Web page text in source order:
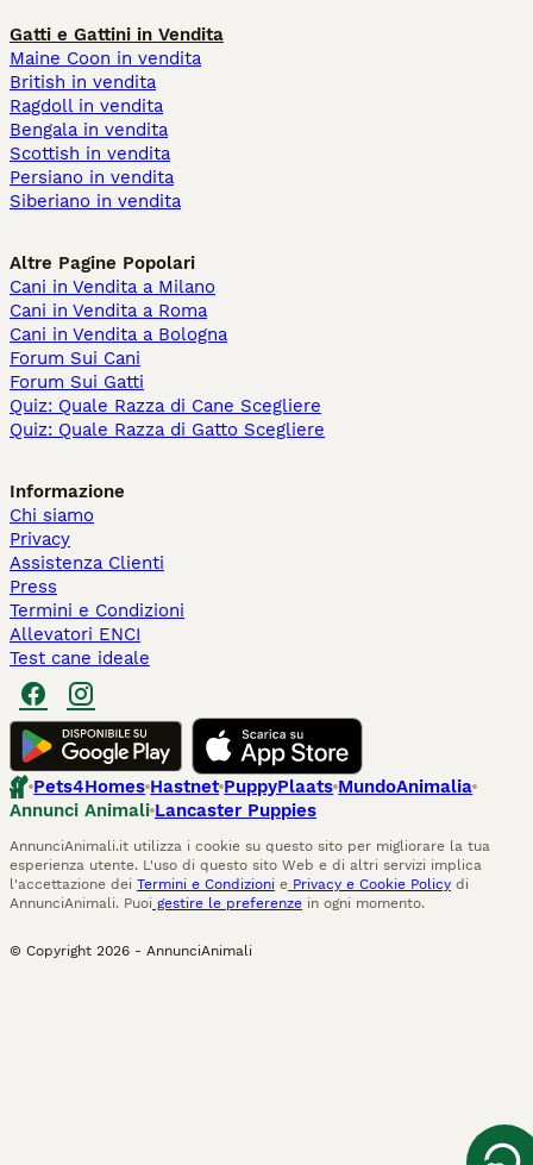
Gatti e Gattini in Vendita
Maine Coon in vendita
British in vendita
Ragdoll in vendita
Bengala in vendita
Scottish in vendita
Persiano in vendita
Siberiano in vendita
Altre Pagine Popolari
Cani in Vendita a Milano
Cani in Vendita a Roma
Cani in Vendita a Bologna
Forum Sui Cani
Forum Sui Gatti
Quiz: Quale Razza di Cane Scegliere
Quiz: Quale Razza di Gatto Scegliere
Informazione
Chi siamo
Privacy
Assistenza Clienti
Press
Termini e Condizioni
Allevatori ENCI
Test cane ideale
Pets4Homes Hastnet PuppyPlaats MundoAnimalia
Annunci Animali Lancaster Puppies
AnnunciAnimali.it utilizza i cookie su questo sito per migliorare la tua
esperienza utente. L'uso di questo sito Web e di altri servizi implica
l'accettazione dei Termini e Condizioni e Privacy e Cookie Policy di
AnnunciAnimali. Puoi gestire le preferenze in ogni momento.
© Copyright 2026 - AnnunciAnimali